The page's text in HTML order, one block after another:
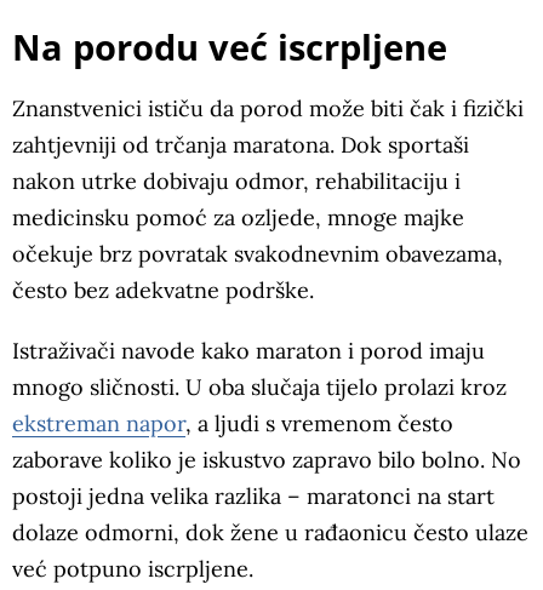
Na porodu već iscrpljene
Znanstvenici ističu da porod može biti čak i fizički
zahtjevniji od trčanja maratona. Dok sportaši
nakon utrke dobivaju odmor, rehabilitaciju i
medicinsku pomoć za ozljede, mnoge majke
očekuje brz povratak svakodnevnim obavezama,
često bez adekvatne podrške.
Istraživači navode kako maraton i porod imaju
mnogo sličnosti. U oba slučaja tijelo prolazi kroz
ekstreman napor, a ljudi s vremenom često
zaborave koliko je iskustvo zapravo bilo bolno. No
postoji jedna velika razlika – maratonci na start
dolaze odmorni, dok žene u rađaonicu često ulaze
već potpuno iscrpljene.